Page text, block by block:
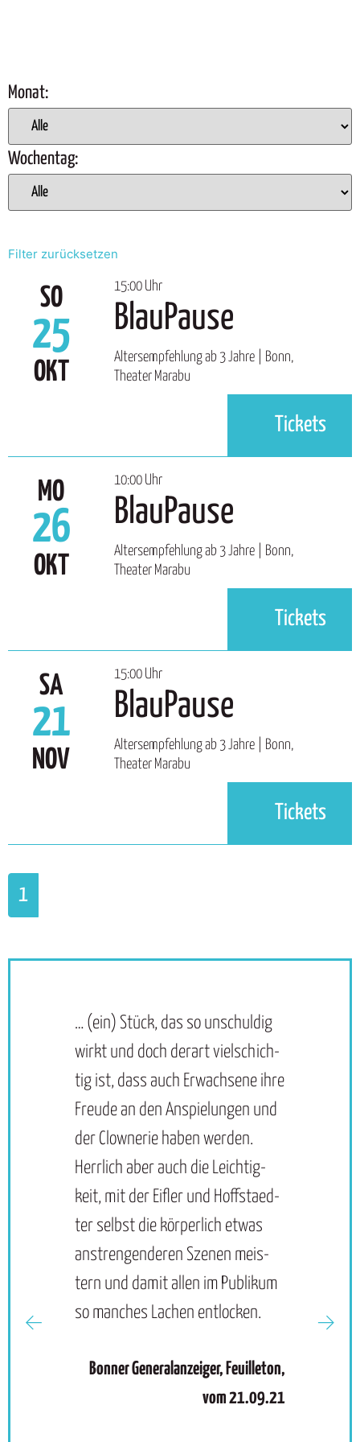
Monat:
Wochentag:
Filter zurücksetzen
SO
25
OKT
15:00 Uhr
BlauPause
Altersempfehlung ab 3 Jahre | Bonn,
Theater Marabu
Tickets
MO
26
OKT
10:00 Uhr
BlauPause
Altersempfehlung ab 3 Jahre | Bonn,
Theater Marabu
Tickets
SA
21
NOV
15:00 Uhr
BlauPause
Altersempfehlung ab 3 Jahre | Bonn,
Theater Marabu
Tickets
1
… (ein) Stück, das so un­schul­dig
wirkt und doch der­art viel­schich­
tig ist, dass auch Er­wach­se­ne ih­re
Freu­de an den An­spie­lun­gen und
der Clow­ne­rie ha­ben wer­den.
Herr­lich aber auch die Leich­tig­
keit, mit der Eif­ler und Hoffsta­ed­
ter selbst die kör­per­lich et­was
an­stren­gen­de­ren Sze­nen meis­
tern und da­mit al­len im Pu­bli­kum
so man­ches La­chen ent­lo­cken.
Bonner Generalanzeiger, Feuilleton,
vom 21.09.21
Mülltonne